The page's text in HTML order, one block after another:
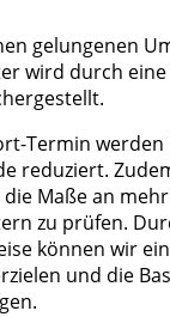
gelungenen
wird durch
Termin
reduziert.
Maße an
zu prüfen.
können wir
und die